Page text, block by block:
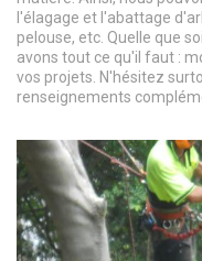
l'élagage et l'abattage
pelouse, etc. Quelle que
avons tout ce qu'il faut :
vos projets. N'hésitez
renseignements